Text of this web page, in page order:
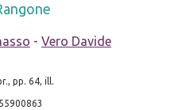
- Vero Davide
pp. 64, ill.